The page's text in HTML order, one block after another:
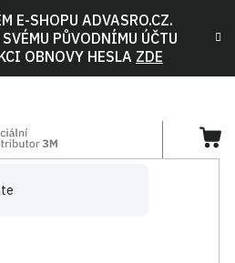
E-SHOPU ADVASRO.CZ.
PŮVODNÍMU ÚČTU
OBNOVY HESLA ZDE